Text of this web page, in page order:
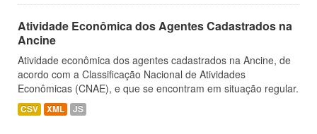
Atividade Econômica dos Agentes Cadastrados na
Ancine
Atividade econômica dos agentes cadastrados na Ancine, de
acordo com a Classificação Nacional de Atividades
Econômicas (CNAE), e que se encontram em situação regular.
CSV XML JS